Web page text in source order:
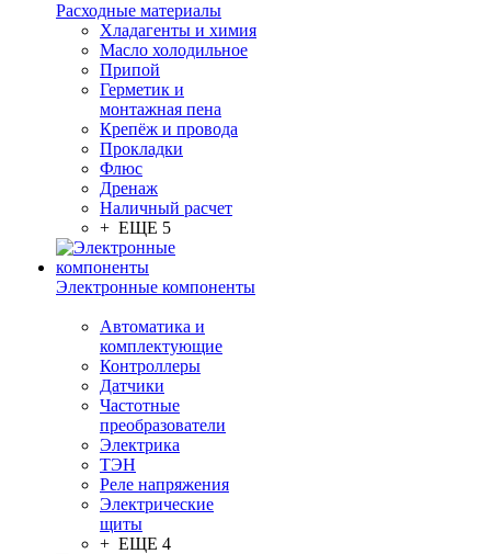
Расходные материалы
Хладагенты и химия
Масло холодильное
Припой
Герметик и
монтажная пена
Крепёж и провода
Прокладки
Флюс
Дренаж
Наличный расчет
+ ЕЩЕ 5
Электронные компоненты
Автоматика и
комплектующие
Контроллеры
Датчики
Частотные
преобразователи
Электрика
ТЭН
Реле напряжения
Электрические
щиты
+ ЕЩЕ 4